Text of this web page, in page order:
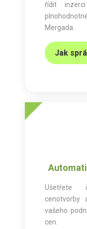
řídit
Mergada.
Jak
Ušetřete
cenotvorby
vašeho
cen.